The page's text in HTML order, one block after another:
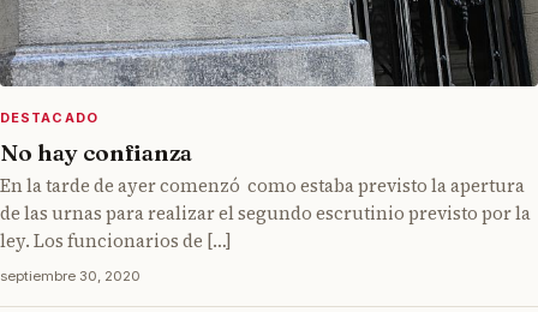
DESTACADO
No hay confianza
En la tarde de ayer comenzó como estaba previsto la apertura
de las urnas para realizar el segundo escrutinio previsto por la
ley. Los funcionarios de […]
septiembre 30, 2020